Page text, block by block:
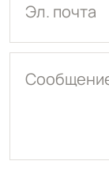
Эл. почта